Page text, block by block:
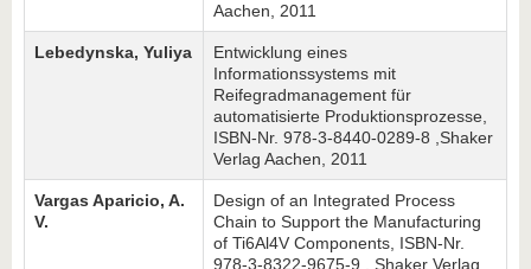
Aachen, 2011
Lebedynska, Yuliya
Entwicklung eines
Informationssystems mit
Reifegradmanagement für
automatisierte Produktionsprozesse,
ISBN-Nr. 978-3-8440-0289-8 ,Shaker
Verlag Aachen, 2011
Vargas Aparicio, A.
V.
Design of an Integrated Process
Chain to Support the Manufacturing
of Ti6Al4V Components, ISBN-Nr.
978-3-8322-9675-9 , Shaker Verlag